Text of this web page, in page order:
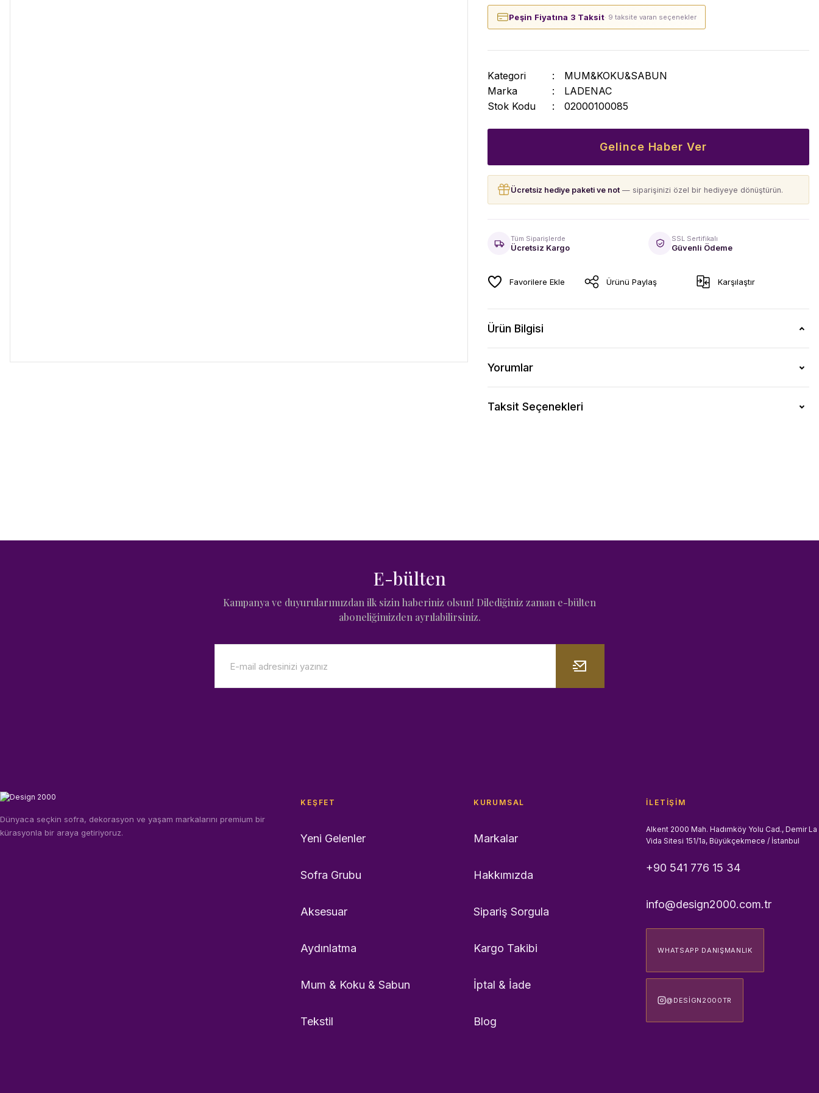
Peşin Fiyatına 3 Taksit· 9 taksite varan seçenekler
Kategori
MUM&KOKU&SABUN
Marka
LADENAC
Stok Kodu
02000100085
Gelince Haber Ver
Ücretsiz hediye paketi ve not — siparişinizi özel bir hediyeye dönüştürün.
Tüm Siparişlerde
Ücretsiz Kargo
SSL Sertifikalı
Güvenli Ödeme
Ürünü Paylaş Karşılaştır
Ürün Bilgisi
Yorumlar
Taksit Seçenekleri
E-bülten
Kampanya ve duyurularımızdan ilk sizin haberiniz olsun! Dilediğiniz zaman e-bülten
aboneliğimizden ayrılabilirsiniz.
Dünyaca seçkin sofra, dekorasyon ve yaşam markalarını premium bir
kürasyonla bir araya getiriyoruz.
KEŞFET
Yeni Gelenler
Sofra Grubu
Aksesuar
Aydınlatma
Mum & Koku & Sabun
Tekstil
KURUMSAL
Markalar
Hakkımızda
Sipariş Sorgula
Kargo Takibi
İptal & İade
Blog
İLETIŞIM
Alkent 2000 Mah. Hadımköy Yolu Cad., Demir La
Vida Sitesi 151/1a, Büyükçekmece / İstanbul
+90 541 776 15 34
info@design2000.com.tr
WHATSAPP DANIŞMANLIK
@DESIGN2000TR